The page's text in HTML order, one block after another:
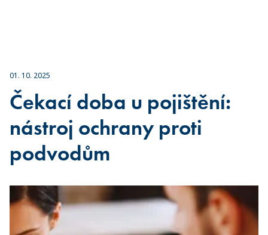
01. 10. 2025
Čekací doba u pojištění:
nástroj ochrany proti
podvodům